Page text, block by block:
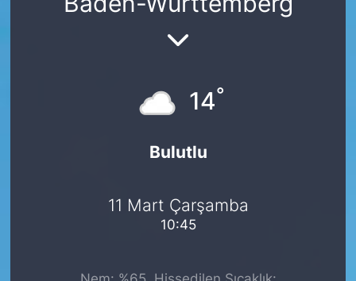
14°
Bulutlu
11 Mart Çarşamba
10:45